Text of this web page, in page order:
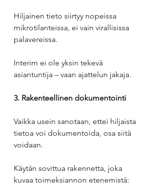
Hiljainen tieto siirtyy nopeissa
mikrotilanteissa, ei vain virallisissa
palavereissa.
Interim ei ole yksin tekevä
asiantuntija – vaan ajattelun jakaja.
3. Rakenteellinen dokumentointi
Vaikka usein sanotaan, ettei hiljaista
tietoa voi dokumentoida, osa siitä
voidaan.
Käytän sovittua rakennetta, joka
kuvaa toimeksiannon etenemistä: